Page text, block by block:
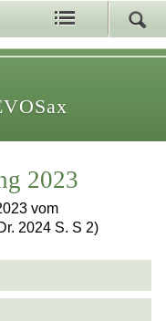
2023
vom
2024 S. S 2)